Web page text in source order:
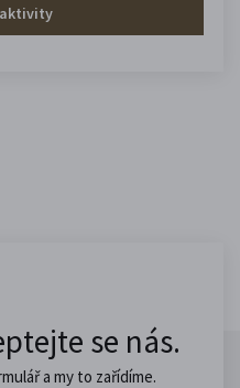
se nás.
a my to zařídíme.